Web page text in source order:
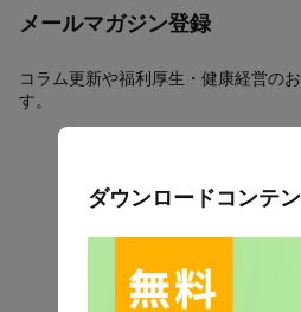
メールマガジン登録
コラム更新や福利厚生・健康経営の
す。
メー
ダウンロードコンテ